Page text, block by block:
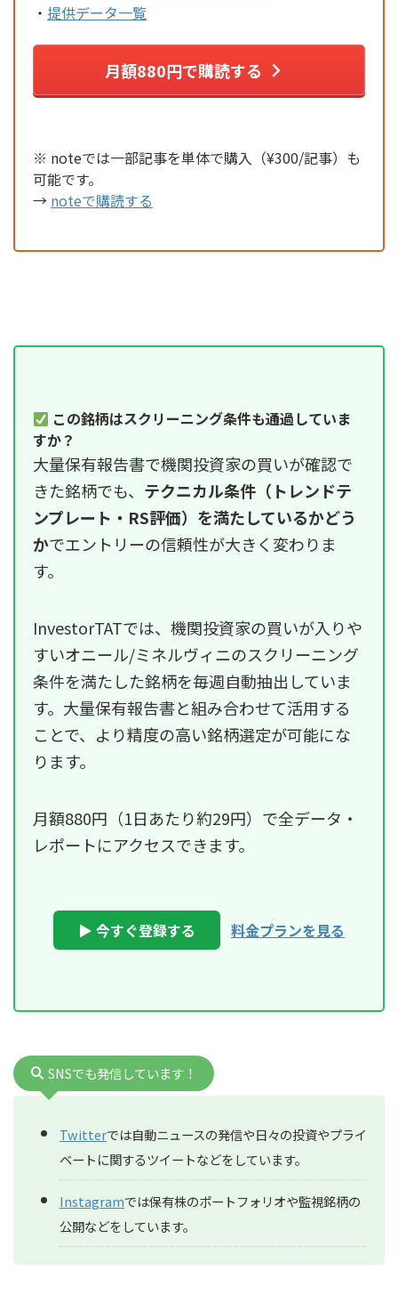
・ 提供データ一覧
月額880円で購読する
※ noteでは一部記事を単体で購入（¥300/記事）も
可能です。
→ noteで購読する
この銘柄はスクリーニング条件も通過していま
すか？
大量保有報告書で機関投資家の買いが確認で
きた銘柄でも、 テクニカル条件（トレンドテ
ンプレート・RS評価）を満たしているかどう
かでエントリーの信頼性が大きく変わりま
す。
InvestorTATでは、機関投資家の買いが入りや
すいオニール/ミネルヴィニのスクリーニング
条件を満たした銘柄を毎週自動抽出していま
す。大量保有報告書と組み合わせて活用する
ことで、より精度の高い銘柄選定が可能にな
ります。
月額880円（1日あたり約29円）で全データ・
レポートにアクセスできます。
▶ 今すぐ登録する 料金プランを見る
SNSでも発信しています！
Twitterでは自動ニュースの発信や日々の投資やプライ
ベートに関するツイートなどをしています。
Instagramでは保有株のポートフォリオや監視銘柄の
公開などをしています。